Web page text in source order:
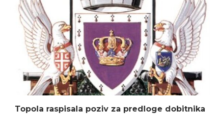
Topola raspisala poziv za predloge dobitnika